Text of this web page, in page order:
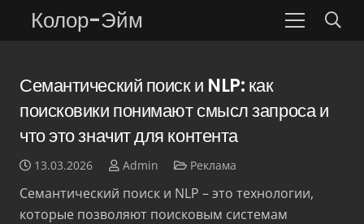
Колор-Эйм
Семантический поиск и NLP: как
поисковики понимают смысл запроса и
что это значит для контента
13.03.2026 Admin Реклама
Семантический поиск и NLP – это технологии,
которые позволяют поисковым системам